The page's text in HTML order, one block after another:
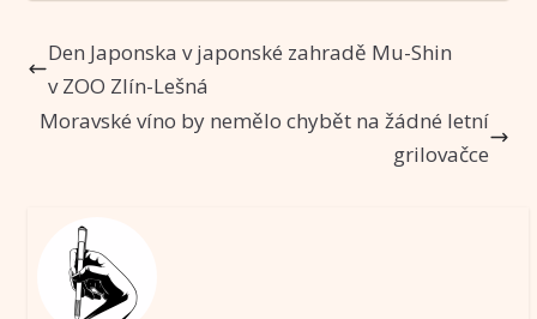
Den Japonska v japonské zahradě Mu-Shin
v ZOO Zlín-Lešná
Moravské víno by nemělo chybět na žádné letní
grilovačce